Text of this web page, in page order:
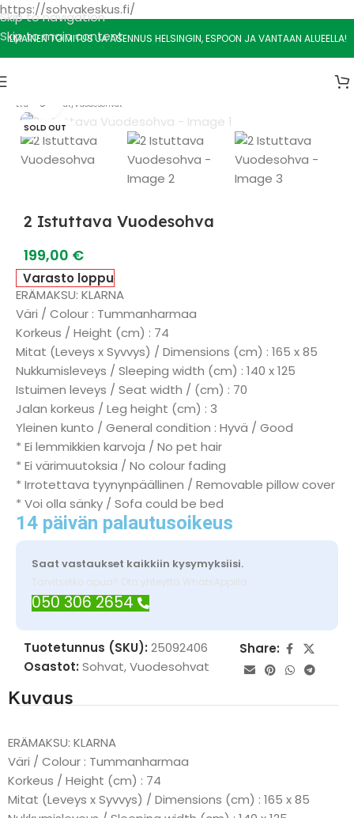
https://sohvakeskus.fi/
Skip to navigation
Skip to main content
ILMAINEN TOIMITUS JA ASENNUS HELSINGIN, ESPOON JA VANTAAN ALUEELLA!
Etusivu/ Sohvat/ Vuodesohvat
SOLD OUT
Watch video
2 Istuttava Vuodesohva
199,00 €
Varasto loppu
ERÄMAKSU: KLARNA
Väri / Colour : Tummanharmaa
Korkeus / Height (cm) : 74
Mitat (Leveys x Syvvys) / Dimensions (cm) : 165 x 85
Nukkumisleveys / Sleeping width (cm) : 140 x 125
Istuimen leveys / Seat width / (cm) : 70
Jalan korkeus / Leg height (cm) : 3
Yleinen kunto / General condition : Hyvä / Good
* Ei lemmikkien karvoja / No pet hair
* Ei värimuutoksia / No colour fading
* Irrotettava tyynynpäällinen / Removable pillow cover
* Voi olla sänky / Sofa could be bed
14 päivän palautusoikeus
Saat vastaukset kaikkiin kysymyksiisi.
Tarvitsetko apua? Ota yhteyttä WhatsAppilla
050 306 2654
Tuotetunnus (SKU): 25092406
Osastot: Sohvat,Vuodesohvat
Share:
Kuvaus
ERÄMAKSU: KLARNA
Väri / Colour : Tummanharmaa
Korkeus / Height (cm) : 74
Mitat (Leveys x Syvvys) / Dimensions (cm) : 165 x 85